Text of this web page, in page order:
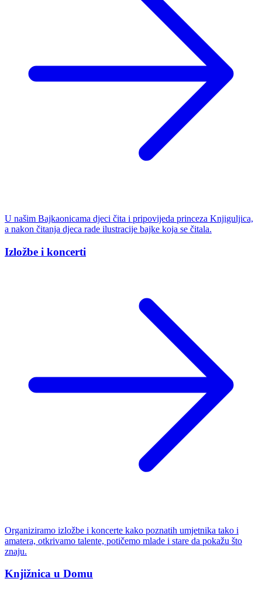
U našim Bajkaonicama djeci čita i pripovijeda princeza Knjiguljica,
a nakon čitanja djeca rade ilustracije bajke koja se čitala.
Izložbe i koncerti
Organiziramo izložbe i koncerte kako poznatih umjetnika tako i
amatera, otkrivamo talente, potičemo mlade i stare da pokažu što
znaju.
Knjižnica u Domu